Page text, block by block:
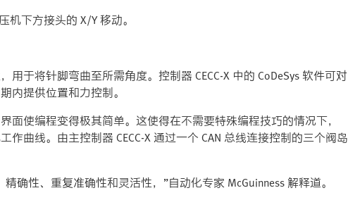
机下方接头的 X/Y 移动。
于将针脚弯曲至所需角度。控制器 CECC-X 中的 CoDeSys 软件可对
内提供位置和力控制。
面使编程变得极其简单。这使得在不需要特殊编程技巧的情况下，
曲线。由主控制器 CECC-X 通过一个 CAN 总线连接控制的三个阀岛
确性、重复准确性和灵活性，”自动化专家 McGuinness 解释道。